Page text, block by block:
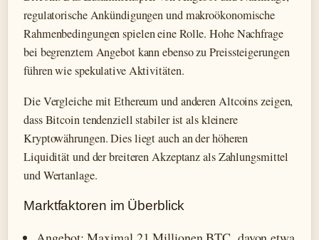
regulatorische Ankündigungen und makroökonomische
Rahmenbedingungen spielen eine Rolle. Hohe Nachfrage
bei begrenztem Angebot kann ebenso zu Preissteigerungen
führen wie spekulative Aktivitäten.
Die Vergleiche mit Ethereum und anderen Altcoins zeigen,
dass Bitcoin tendenziell stabiler ist als kleinere
Kryptowährungen. Dies liegt auch an der höheren
Liquidität und der breiteren Akzeptanz als Zahlungsmittel
und Wertanlage.
Marktfaktoren im Überblick